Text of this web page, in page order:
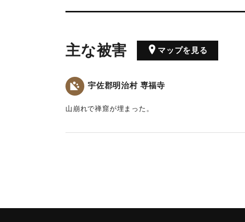
主な被害 マップを見る
宇佐郡明治村 専福寺
山崩れで禅窟が埋まった。
｜固有コード:00029001